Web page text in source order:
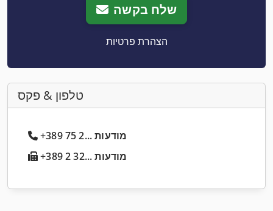
שלח בקשה
הצהרת פרטיות
טלפון & פקס
+389 75 2... מודעות
+389 2 32... מודעות